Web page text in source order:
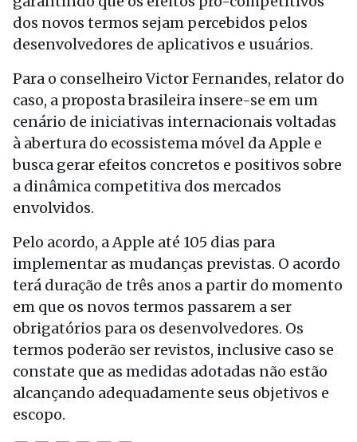
dos novos termos sejam percebidos pelos
desenvolvedores de aplicativos e usuários.
Para o conselheiro Victor Fernandes, relator do
caso, a proposta brasileira insere-se em um
cenário de iniciativas internacionais voltadas
à abertura do ecossistema móvel da Apple e
busca gerar efeitos concretos e positivos sobre
a dinâmica competitiva dos mercados
envolvidos.
Pelo acordo, a Apple até 105 dias para
implementar as mudanças previstas. O acordo
terá duração de três anos a partir do momento
em que os novos termos passarem a ser
obrigatórios para os desenvolvedores. Os
termos poderão ser revistos, inclusive caso se
constate que as medidas adotadas não estão
alcançando adequadamente seus objetivos e
escopo.